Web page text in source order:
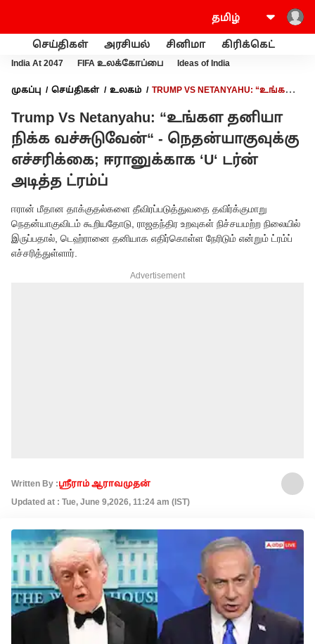
செய்திகள் அரசியல் சினிமா கிரிக்கெட்
India At 2047 FIFA உலக்கோப்பை Ideas of India
முகப்பு செய்திகள் உலகம்
TRUMP VS NETANYAHU: “உங்கள
ஈரானுக்காக ‘U‘ டர்ன் அடித்த ட்ரம்ப்
Trump Vs Netanyahu: “உங்கள தனியா
நிக்க வச்சுடுவேன்“ - நெதன்யாகுவுக்கு
எச்சரிக்கை; ஈரானுக்காக ‘U‘ டர்ன்
அடித்த ட்ரம்ப்
ஈரான் மீதான தாக்குதல்களை தீவிரப்படுத்துவதை தவிர்க்குமாறு
நெதன்யாகுவிடம் கூறியதோடு, ராஜதந்திர உறவுகள் நிச்சயமற்ற நிலையில்
இருப்பதால், டெஹ்ரானை தனியாக எதிர்கொள்ள நேரிடும் என்றும் ட்ரம்ப்
எச்சரித்துள்ளார்.
Advertisement
Written By :ஸ்ரீராம் ஆராவமுதன்
Updated at : Tue, June 9,2026, 11:24 am (IST)